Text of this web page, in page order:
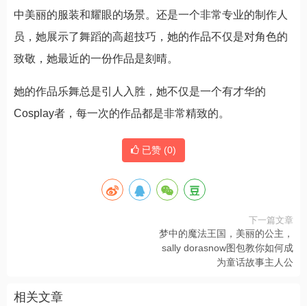
中美丽的服装和耀眼的场景。还是一个非常专业的制作人
员，她展示了舞蹈的高超技巧，她的作品不仅是对角色的
致敬，她最近的一份作品是刻晴。
她的作品乐舞总是引人入胜，她不仅是一个有才华的
Cosplay者，每一次的作品都是非常精致的。
已赞 (0)
下一篇文章
梦中的魔法王国，美丽的公主，
sally dorasnow图包教你如何成
为童话故事主人公
相关文章